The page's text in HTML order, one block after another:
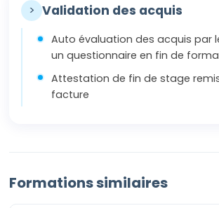
> Validation des acquis
Auto évaluation des acquis par
un questionnaire en fin de
Attestation de fin de stage
facture
Formations similaires